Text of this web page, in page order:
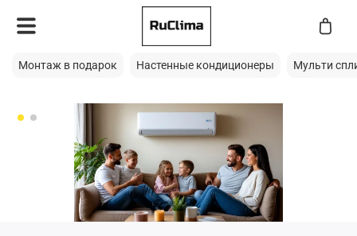
Монтаж в подарок Настенные кондиционеры Мульти